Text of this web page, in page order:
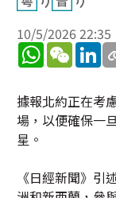
10/5/2026 22:35
WhatsApp
據報北約正在考
場，以便確保一
星。
《日經新聞》引